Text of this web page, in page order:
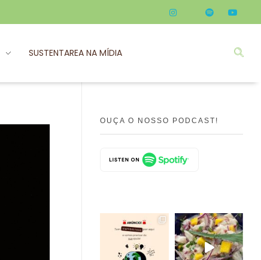
SUSTENTAREA NA MÍDIA
OUÇA O NOSSO PODCAST!